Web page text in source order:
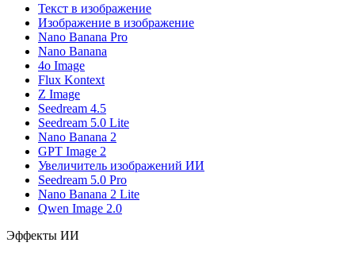
Текст в изображение
Изображение в изображение
Nano Banana Pro
Nano Banana
4o Image
Flux Kontext
Z Image
Seedream 4.5
Seedream 5.0 Lite
Nano Banana 2
GPT Image 2
Увеличитель изображений ИИ
Seedream 5.0 Pro
Nano Banana 2 Lite
Qwen Image 2.0
Эффекты ИИ